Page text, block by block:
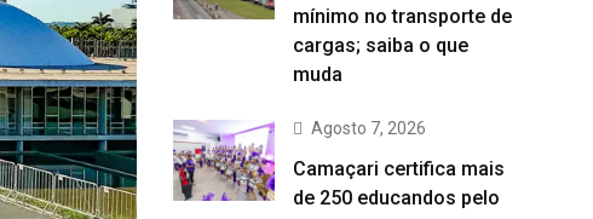
mínimo no transporte de
cargas; saiba o que
muda
Agosto 7, 2026
Camaçari certifica mais
de 250 educandos pelo